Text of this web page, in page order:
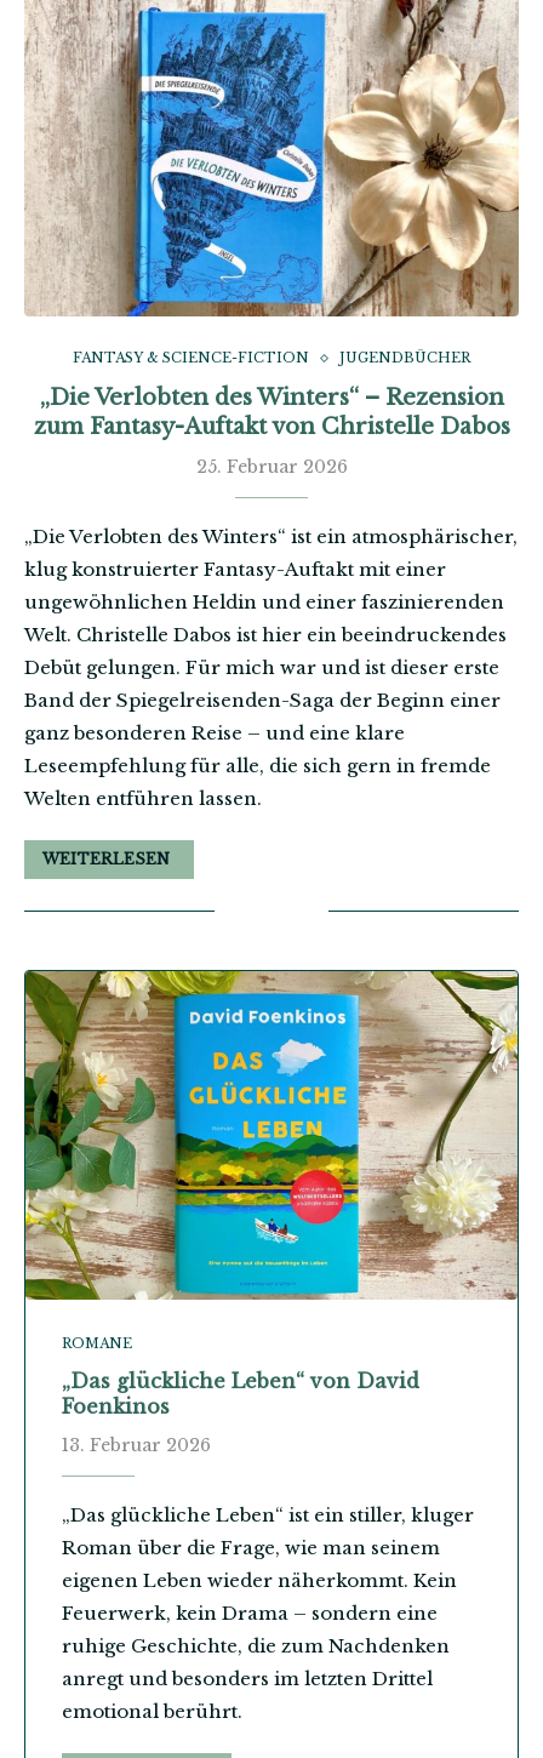
FANTASY & SCIENCE-FICTION JUGENDBÜCHER
„Die Verlobten des Winters“ – Rezension
zum Fantasy-Auftakt von Christelle Dabos
25. Februar 2026
„Die Verlobten des Winters“ ist ein atmosphärischer,
klug konstruierter Fantasy-Auftakt mit einer
ungewöhnlichen Heldin und einer faszinierenden
Welt. Christelle Dabos ist hier ein beeindruckendes
Debüt gelungen. Für mich war und ist dieser erste
Band der Spiegelreisenden-Saga der Beginn einer
ganz besonderen Reise – und eine klare
Leseempfehlung für alle, die sich gern in fremde
Welten entführen lassen.
WEITERLESEN
ROMANE
„Das glückliche Leben“ von David
Foenkinos
13. Februar 2026
„Das glückliche Leben“ ist ein stiller, kluger
Roman über die Frage, wie man seinem
eigenen Leben wieder näherkommt. Kein
Feuerwerk, kein Drama – sondern eine
ruhige Geschichte, die zum Nachdenken
anregt und besonders im letzten Drittel
emotional berührt.